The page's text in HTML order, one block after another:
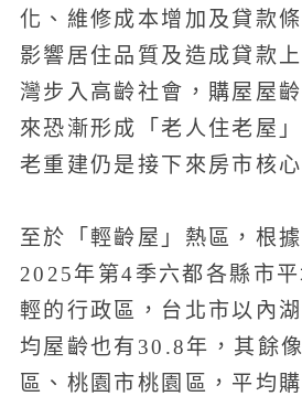
化、維修成本增加及貸款
影響居住品質及造成貸款
灣步入高齡社會，購屋屋
來恐漸形成「老人住老屋
老重建仍是接下來房市核
至於「輕齡屋」熱區，根
2025年第4季六都各縣市
輕的行政區，台北市以內
均屋齡也有30.8年，其餘
區、桃園市桃園區，平均